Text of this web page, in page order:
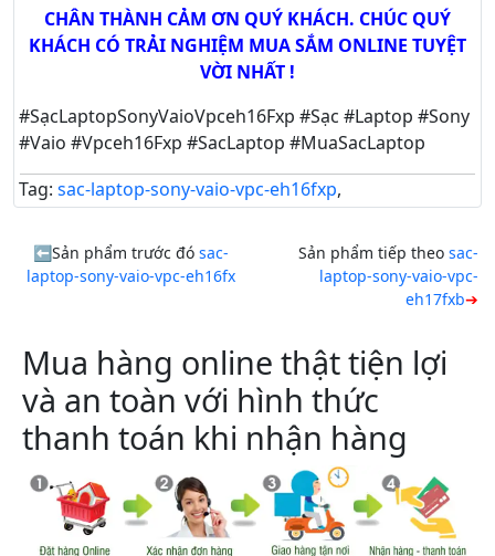
CHÂN THÀNH CẢM ƠN QUÝ KHÁCH. CHÚC QUÝ
KHÁCH CÓ TRẢI NGHIỆM MUA SẮM ONLINE TUYỆT
VỜI NHẤT !
#SạcLaptopSonyVaioVpceh16Fxp #Sạc #Laptop #Sony
#Vaio #Vpceh16Fxp #SacLaptop #MuaSacLaptop
Tag: sac-laptop-sony-vaio-vpc-eh16fxp,
Sản phẩm trước đó sac-
laptop-sony-vaio-vpc-eh16fx
Sản phẩm tiếp theo sac-
laptop-sony-vaio-vpc-
eh17fxb
Mua hàng online thật tiện lợi
và an toàn với hình thức
thanh toán khi nhận hàng